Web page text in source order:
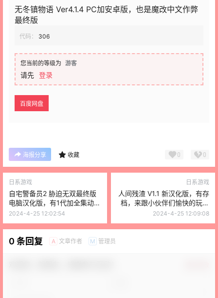
无冬镇物语 Ver4.1.4 PC加安卓版，也是魔改中文作弊
最终版
代码： 306
您当前的等级为 游客
请先 登录
百度网盘
海报分享 收藏 0 0
日系游戏
自宅警备员2 胁迫无双最终版
电脑汉化版，有1代加全集动
漫，自由度很高
2024-4-25 12:02:54
日系游戏
人间残渣 V1.1 新汉化版，有存
档，来跟小伙伴们愉快的玩耍
吧
2024-4-25 12:09:08
0 条回复 A 文章作者 M 管理员